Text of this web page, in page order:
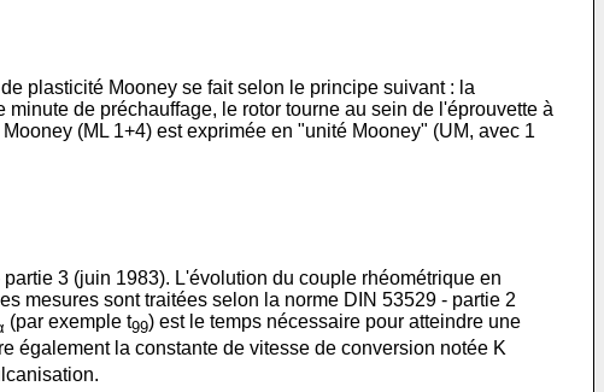
plasticité Mooney se fait selon le principe suivant : la
de préchauffage, le rotor tourne au sein de l'éprouvette à
(ML 1+4) est exprimée en "unité Mooney" (UM, avec 1
3 (juin 1983). L'évolution du couple rhéométrique en
mesures sont traitées selon la norme DIN 53529 - partie 2
(par exemple t99) est le temps nécessaire pour atteindre une
également la constante de vitesse de conversion notée K